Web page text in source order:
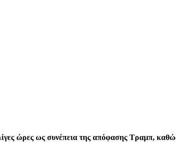
ώρες ως συνέπεια της απόφασης Τραμπ,